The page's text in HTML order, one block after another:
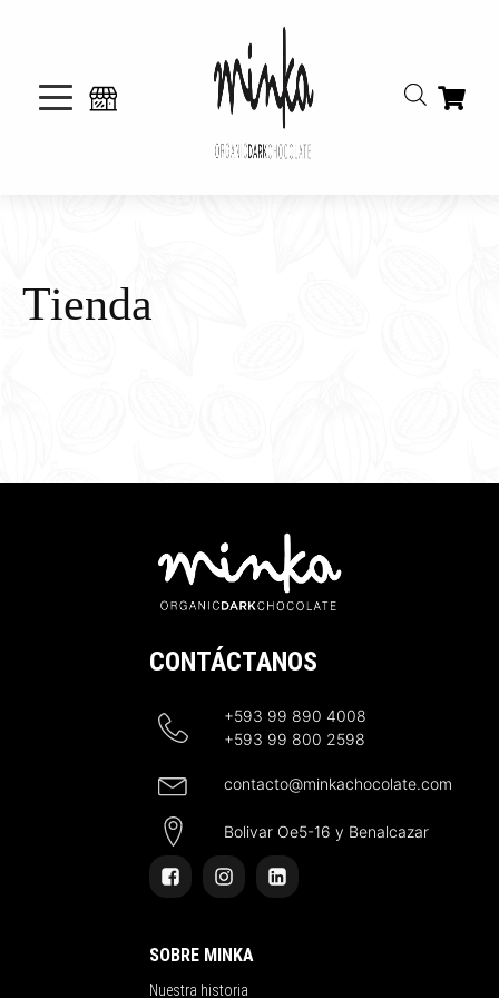
Tienda
CONTÁCTANOS
+593 99 890 4008
+593 99 800 2598
contacto@minkachocolate.com
Bolivar Oe5-16 y Benalcazar
SOBRE MINKA
Nuestra historia